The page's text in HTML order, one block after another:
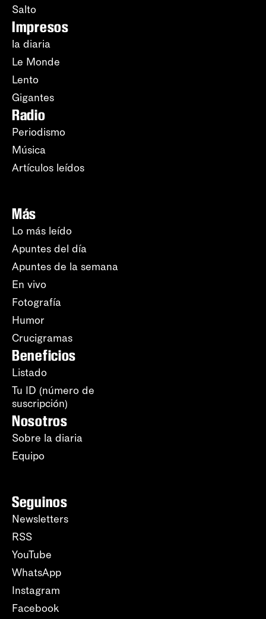
Salto
Impresos
la diaria
Le Monde
Lento
Gigantes
Radio
Periodismo
Música
Artículos leídos
Más
Lo más leído
Apuntes del día
Apuntes de la semana
En vivo
Fotografía
Humor
Crucigramas
Beneficios
Listado
Tu ID (número de
suscripción)
Nosotros
Sobre la diaria
Equipo
Seguinos
Newsletters
RSS
YouTube
WhatsApp
Instagram
Facebook